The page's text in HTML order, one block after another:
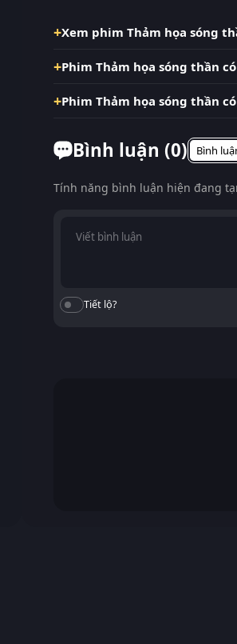
Xem phim Thảm họa sóng
Phim Thảm họa sóng thần
Phim Thảm họa sóng thần
Bình luận (0) Bình
Tính năng bình luận hiện đang
Tiết lộ?